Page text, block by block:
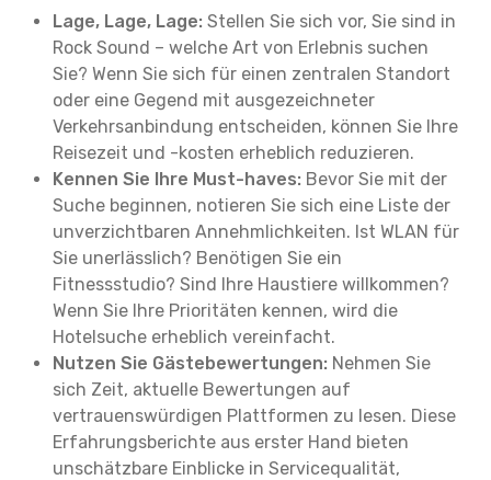
Lage, Lage, Lage: Stellen Sie sich vor, Sie sind in
Rock Sound – welche Art von Erlebnis suchen
Sie? Wenn Sie sich für einen zentralen Standort
oder eine Gegend mit ausgezeichneter
Verkehrsanbindung entscheiden, können Sie Ihre
Reisezeit und -kosten erheblich reduzieren.
Kennen Sie Ihre Must-haves: Bevor Sie mit der
Suche beginnen, notieren Sie sich eine Liste der
unverzichtbaren Annehmlichkeiten. Ist WLAN für
Sie unerlässlich? Benötigen Sie ein
Fitnessstudio? Sind Ihre Haustiere willkommen?
Wenn Sie Ihre Prioritäten kennen, wird die
Hotelsuche erheblich vereinfacht.
Nutzen Sie Gästebewertungen: Nehmen Sie
sich Zeit, aktuelle Bewertungen auf
vertrauenswürdigen Plattformen zu lesen. Diese
Erfahrungsberichte aus erster Hand bieten
unschätzbare Einblicke in Servicequalität,